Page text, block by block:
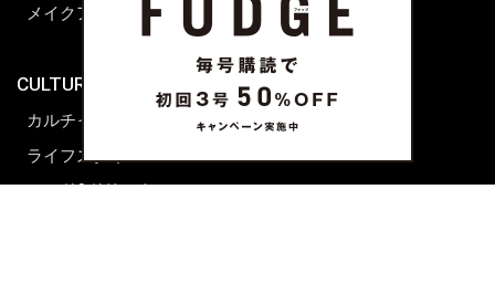
メイクアップティップス
CULTURE & LIFE
カルチャー
ライフスタイル
フード&ドリンク
ライフスタイル